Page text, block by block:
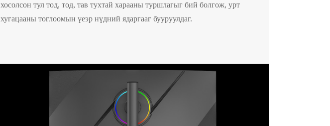
хосолсон тул тод, тод, тав тухтай харааны туршлагыг бий болгож, урт
хугацааны тоглоомын үеэр нүдний ядаргааг бууруулдаг.